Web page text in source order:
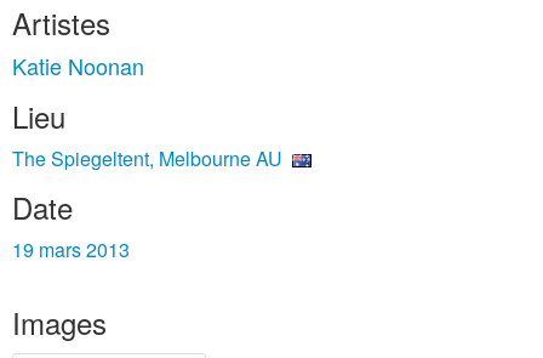
Artistes
Katie Noonan
Lieu
The Spiegeltent, Melbourne AU
Date
19 mars 2013
Images